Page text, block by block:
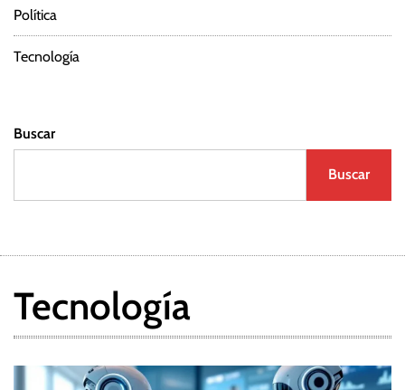
a
d
s
Política
Tecnología
Buscar
Buscar
Tecnología